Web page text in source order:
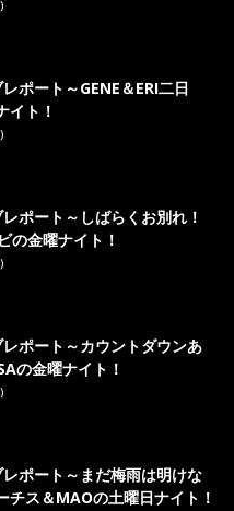
ポート～GENE＆ERI二日
イト！
ポート～しばらくお別れ！
の金曜ナイト！
ポート～カウントダウンあ
の金曜ナイト！
ポート～まだ梅雨は明けな
チス＆MAOの土曜日ナイト！